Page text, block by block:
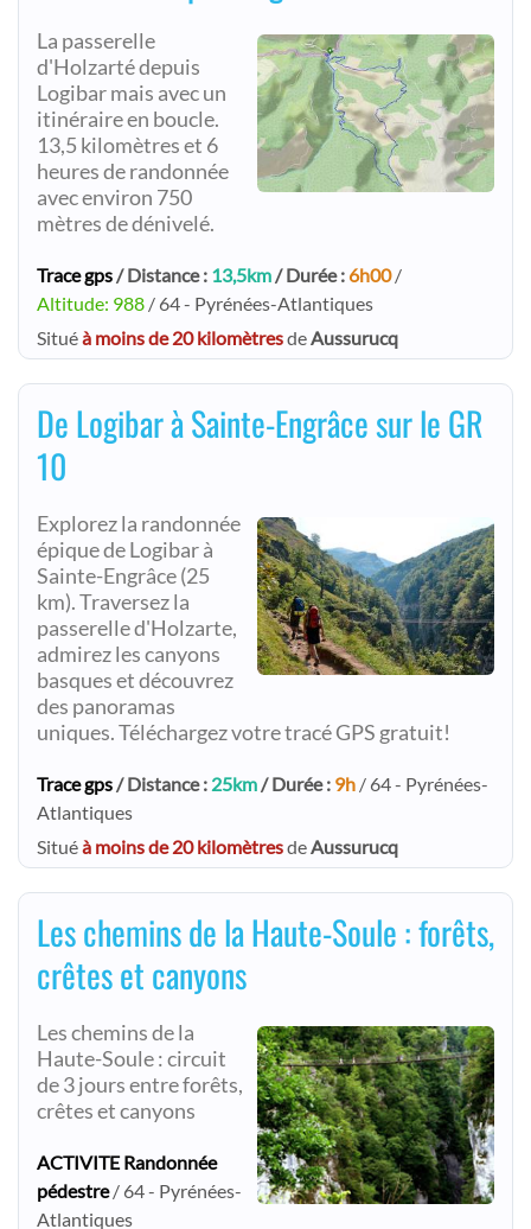
La passerelle
d'Holzarté depuis
Logibar mais avec un
itinéraire en boucle.
13,5 kilomètres et 6
heures de randonnée
avec environ 750
mètres de dénivelé.
Trace gps/ Distance : 13,5km/ Durée : 6h00/
Altitude: 988 / 64 - Pyrénées-Atlantiques
Situéà moins de 20 kilomètresdeAussurucq
De Logibar à Sainte-Engrâce sur le GR
10
Explorez la randonnée
épique de Logibar à
Sainte-Engrâce (25
km). Traversez la
passerelle d'Holzarte,
admirez les canyons
basques et découvrez
des panoramas
uniques. Téléchargez votre tracé GPS gratuit!
Trace gps/ Distance : 25km/ Durée : 9h / 64 - Pyrénées-
Atlantiques
Situéà moins de 20 kilomètresdeAussurucq
Les chemins de la Haute-Soule : forêts,
crêtes et canyons
Les chemins de la
Haute-Soule : circuit
de 3 jours entre forêts,
crêtes et canyons
ACTIVITE Randonnée
pédestre/ 64 - Pyrénées-
Atlantiques